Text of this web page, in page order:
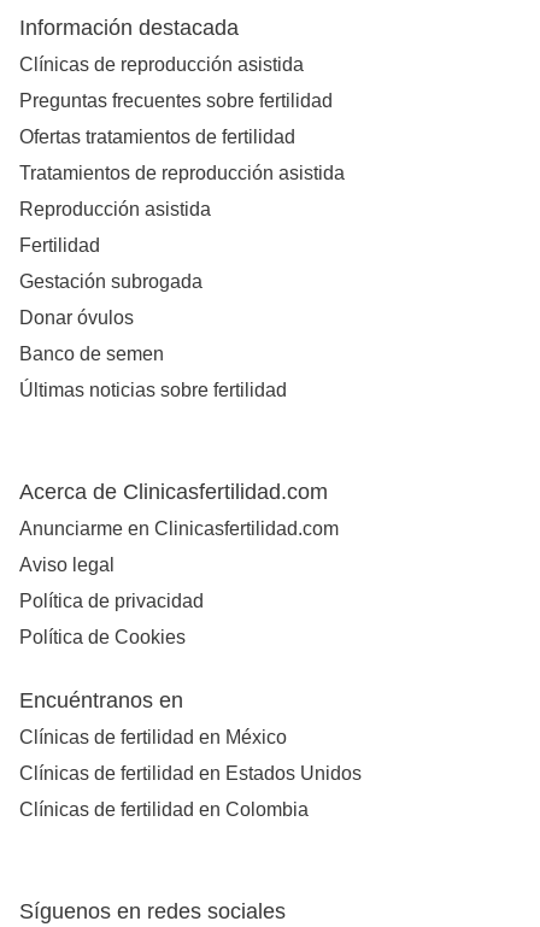
Información destacada
Clínicas de reproducción asistida
Preguntas frecuentes sobre fertilidad
Ofertas tratamientos de fertilidad
Tratamientos de reproducción asistida
Reproducción asistida
Fertilidad
Gestación subrogada
Donar óvulos
Banco de semen
Últimas noticias sobre fertilidad
Acerca de Clinicasfertilidad.com
Anunciarme en Clinicasfertilidad.com
Aviso legal
Política de privacidad
Política de Cookies
Encuéntranos en
Clínicas de fertilidad en México
Clínicas de fertilidad en Estados Unidos
Clínicas de fertilidad en Colombia
Síguenos en redes sociales